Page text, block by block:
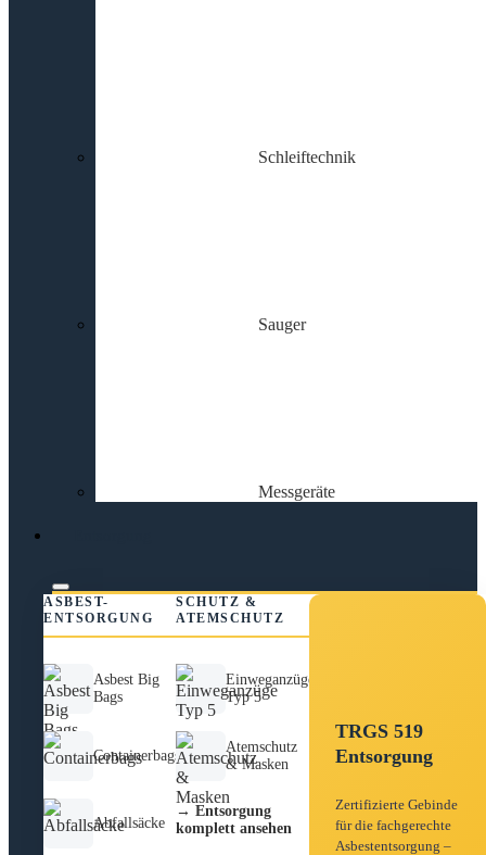
Schleiftechnik
Sauger
Messgeräte
ASBEST-
ENTSORGUNG
Asbest Big
Bags
Containerbags
Abfallsäcke
SCHUTZ &
ATEMSCHUTZ
Einweganzüge
Typ 5
Atemschutz
& Masken
→ Entsorgung
komplett ansehen
TRGS 519
Entsorgung
Zertifizierte Gebinde
für die fachgerechte
Asbestentsorgung –